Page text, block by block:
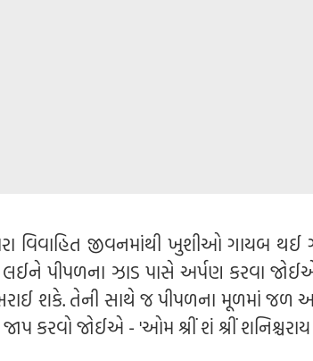
વિવાહિત જીવનમાંથી ખુશીઓ ગાયબ
પીપળના ઝાડ પાસે અર્પણ કરવા જોઈએ
શકે. તેની સાથે જ પીપળના મૂળમાં જળ
કરવો જોઈએ - 'ઓમ શ્રીં શં શ્રીં